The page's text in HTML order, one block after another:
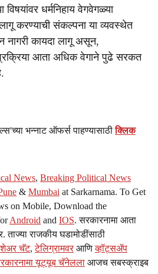
धर्मनिहाय वेगवेगळ्या
करण्याची संकल्पना या व्यवस्थेत
नागरी कायदा लागू असून,
प्रक्रिया आता अधिक वेगाने पुढे सरकत
भन्नाट ऑफर्स पाहण्यासाठीक्लिक
News, Breaking Political News
& Mumbai at Sarkarnama. To Get
on Mobile, Download the
Android and IOS. सरकारनामा आता
ताज्या राजकीय घडामोडींसाठी
शेअर चॅट,टेलिग्रामवर आणिव्हॉट्सॲप
यूट्यूब चॅनेलला आजच सबस्क्राइब